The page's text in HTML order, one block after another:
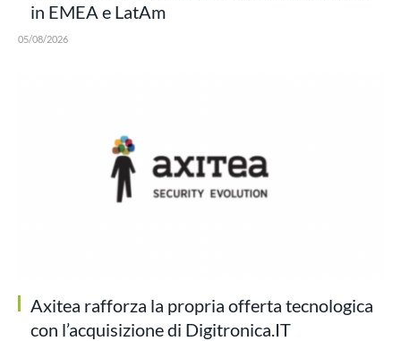
in EMEA e LatAm
05/08/2026
Axitea rafforza la propria offerta tecnologica
con l’acquisizione di Digitronica.IT